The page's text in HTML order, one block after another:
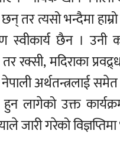
त्यसो भन्दैमा हाम्रो
छैन । उनी
मदिराका
अर्थतन्त्रलाई
लागेको उक्त
जारी गरेको